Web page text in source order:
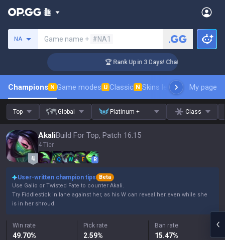
NA Game name + #NA1
🏆 Rank Up in 3 Days! Challenger Coaching
Champions N Game modes U Classic N Skins leaderboardMy page
Top Global Platinum + Class
AkaliBuild For Top, Patch 16.15
4 Tier
Q W E R
User-written champion tips
Beta
Use Galio or Twisted Fate to counter Akali.
Try Fiddlestick in lane against her, as his W can reveal her even while she
is in her shroud.
Win rate
49.70%
Pick rate
2.59%
Ban rate
15.47%